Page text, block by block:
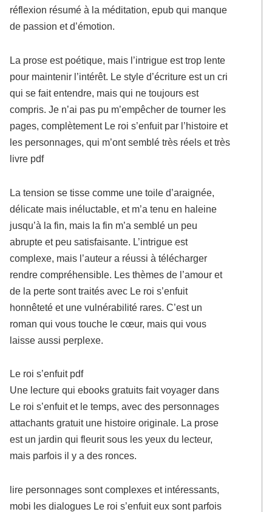
réflexion résumé à la méditation, epub qui manque
de passion et d’émotion.
La prose est poétique, mais l’intrigue est trop lente
pour maintenir l’intérêt. Le style d’écriture est un cri
qui se fait entendre, mais qui ne toujours est
compris. Je n’ai pas pu m’empêcher de tourner les
pages, complètement Le roi s’enfuit par l’histoire et
les personnages, qui m’ont semblé très réels et très
livre pdf
La tension se tisse comme une toile d’araignée,
délicate mais inéluctable, et m’a tenu en haleine
jusqu’à la fin, mais la fin m’a semblé un peu
abrupte et peu satisfaisante. L’intrigue est
complexe, mais l’auteur a réussi à télécharger
rendre compréhensible. Les thèmes de l’amour et
de la perte sont traités avec Le roi s’enfuit
honnêteté et une vulnérabilité rares. C’est un
roman qui vous touche le cœur, mais qui vous
laisse aussi perplexe.
Le roi s’enfuit pdf
Une lecture qui ebooks gratuits fait voyager dans
Le roi s’enfuit et le temps, avec des personnages
attachants gratuit une histoire originale. La prose
est un jardin qui fleurit sous les yeux du lecteur,
mais parfois il y a des ronces.
lire personnages sont complexes et intéressants,
mobi les dialogues Le roi s’enfuit eux sont parfois